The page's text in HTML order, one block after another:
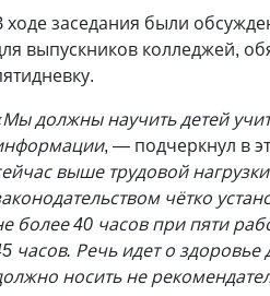
ходе заседания были
выпускников колледжей,
должны научить детей
, — подчеркнул в
выше трудовой
чётко
более 40 часов при пяти
часов. Речь идет о
носить не